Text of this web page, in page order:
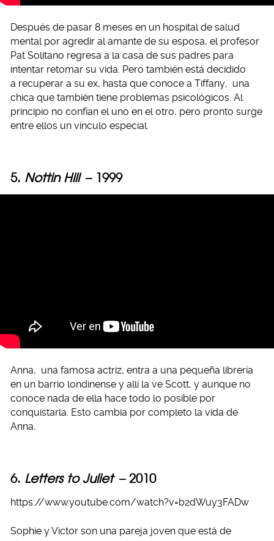
Después de pasar 8 meses en un hospital de salud
mental por agredir al amante de su esposa, el profesor
Pat Solitano regresa a la casa de sus padres para
intentar retomar su vida. Pero también está decidido
a recuperar a su ex, hasta que conoce a Tiffany, una
chica que también tiene problemas psicológicos. Al
principio no confían el uno en el otro, pero pronto surge
entre ellos un vínculo especial.
5. Nottin Hill– 1999
Anna, una famosa actriz, entra a una pequeña librería
en un barrio londinense y allí la ve Scott, y aunque no
conoce nada de ella hace todo lo posible por
conquistarla. Esto cambia por completo la vida de
Anna.
6. Letters to Juliet – 2010
https://www.youtube.com/watch?v=b2dWuy3FADw
Sophie y Victor son una pareja joven que está de